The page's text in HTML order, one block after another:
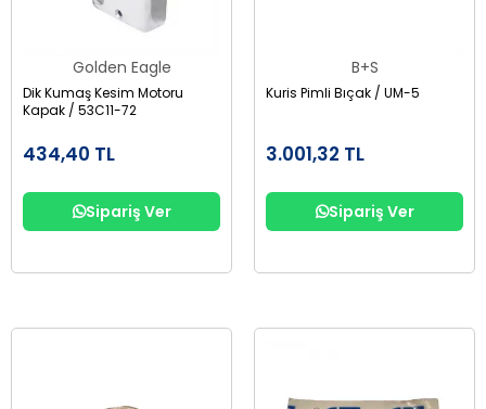
Golden Eagle
Dik Kumaş Kesim Motoru
Kapak / 53C11-72
434,40 TL
Sipariş Ver
B+S
Kuris Pimli Bıçak / UM-5
3.001,32 TL
Sipariş Ver